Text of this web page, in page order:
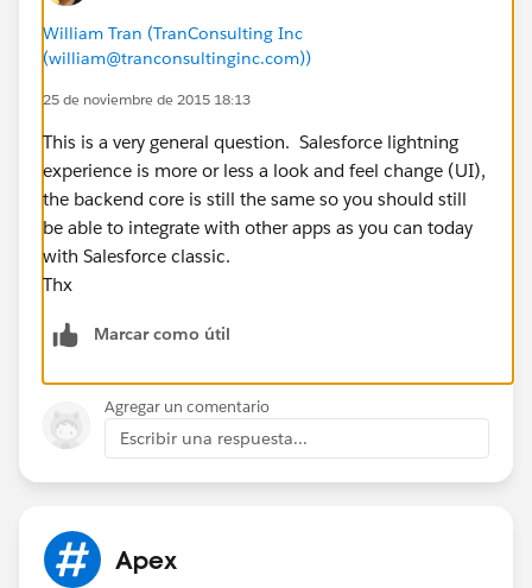
William Tran (TranConsulting Inc
(william@tranconsultinginc.com))
25 de noviembre de 2015 18:13
This is a very general question. Salesforce lightning
experience is more or less a look and feel change (UI),
the backend core is still the same so you should still
be able to integrate with other apps as you can today
with Salesforce classic.
Thx
Marcar como útil
Agregar un comentario
Escribir una respuesta...
Apex